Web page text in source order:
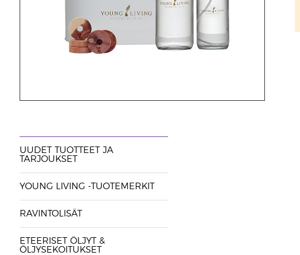
UUDET TUOTTEET JA
TARJOUKSET
YOUNG LIVING -TUOTEMERKIT
RAVINTOLISÄT
ETEERISET ÖLJYT &
ÖLJYSEKOITUKSET